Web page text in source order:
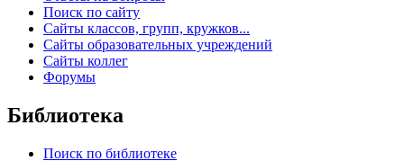
Поиск по сайту
Сайты классов, групп, кружков...
Сайты образовательных учреждений
Сайты коллег
Форумы
Библиотека
Поиск по библиотеке